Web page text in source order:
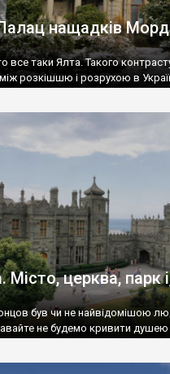
нащадків
все таки Ялта. Такого
між розкішшю і розрухою в
Місто, церква, парк
був чи не найвідомішою
не будемо кривити